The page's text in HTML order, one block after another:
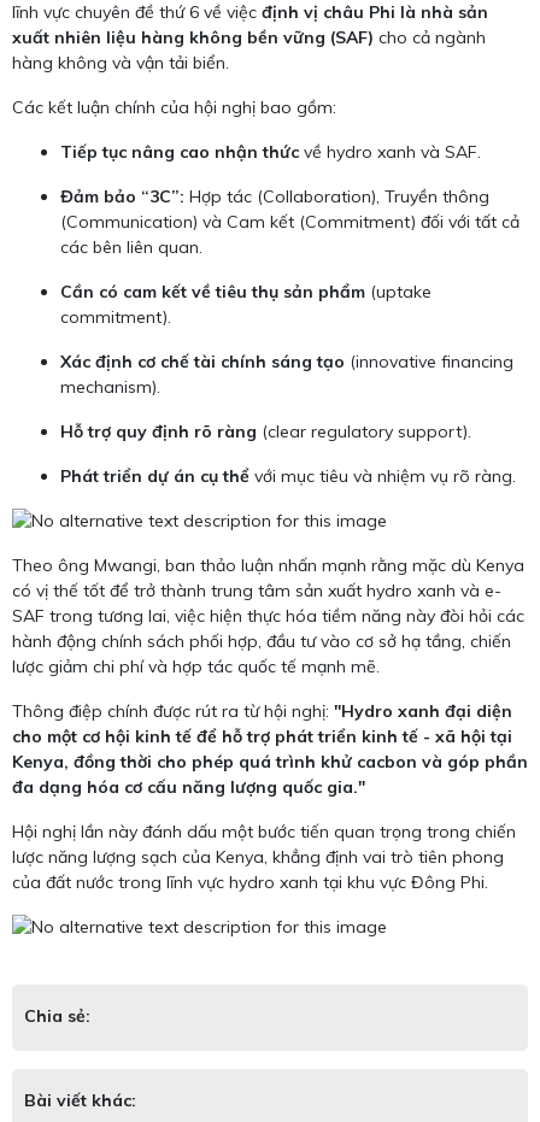
lĩnh vực chuyên đề thứ 6 về việc định vị châu Phi là nhà sản
xuất nhiên liệu hàng không bền vững (SAF) cho cả ngành
hàng không và vận tải biển.
Các kết luận chính của hội nghị bao gồm:
Tiếp tục nâng cao nhận thức về hydro xanh và SAF.
Đảm bảo “3C”: Hợp tác (Collaboration), Truyền thông
(Communication) và Cam kết (Commitment) đối với tất cả
các bên liên quan.
Cần có cam kết về tiêu thụ sản phẩm (uptake
commitment).
Xác định cơ chế tài chính sáng tạo (innovative financing
mechanism).
Hỗ trợ quy định rõ ràng (clear regulatory support).
Phát triển dự án cụ thể với mục tiêu và nhiệm vụ rõ ràng.
Theo ông Mwangi, ban thảo luận nhấn mạnh rằng mặc dù Kenya
có vị thế tốt để trở thành trung tâm sản xuất hydro xanh và e-
SAF trong tương lai, việc hiện thực hóa tiềm năng này đòi hỏi các
hành động chính sách phối hợp, đầu tư vào cơ sở hạ tầng, chiến
lược giảm chi phí và hợp tác quốc tế mạnh mẽ.
Thông điệp chính được rút ra từ hội nghị: "Hydro xanh đại diện
cho một cơ hội kinh tế để hỗ trợ phát triển kinh tế - xã hội tại
Kenya, đồng thời cho phép quá trình khử cacbon và góp phần
đa dạng hóa cơ cấu năng lượng quốc gia."
Hội nghị lần này đánh dấu một bước tiến quan trọng trong chiến
lược năng lượng sạch của Kenya, khẳng định vai trò tiên phong
của đất nước trong lĩnh vực hydro xanh tại khu vực Đông Phi.
Chia sẻ:
Bài viết khác: